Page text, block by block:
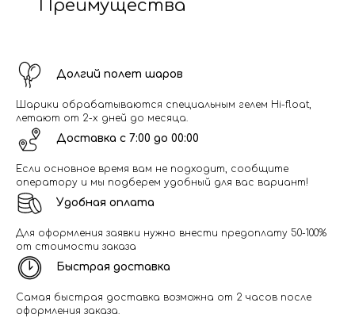
Преимущества
Долгий полет шаров
Шарики обрабатываются специальным гелем Hi-float,
летают от 2-х дней до месяца.
Доставка с 7:00 до 00:00
Если основное время вам не подходит, сообщите
оператору и мы подберем удобный для вас вариант!
Удобная оплата
Для оформления заявки нужно внести предоплату 50-100%
от стоимости заказа
Быстрая доставка
Самая быстрая доставка возможна от 2 часов после
оформления заказа.